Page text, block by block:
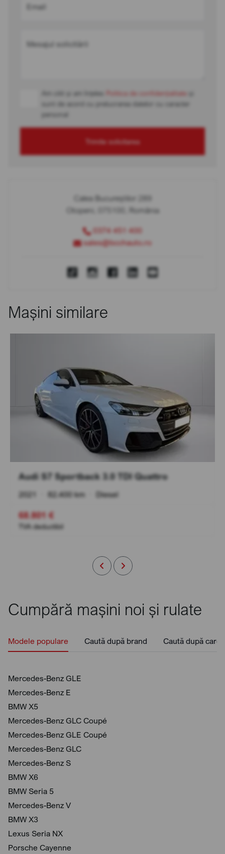
Email
Mesajul solicitării
Am citit și am înțeles Politica de confidențialitate
sunt de acord cu prelucrarea datelor cu caracter
personal
Trimite solicitarea
Calea Bucureștilor 289
Otopeni, 075100, România
0374 451 400
sales@bcchauto.ro
Mașini similare
Audi S7 Sportback 3.0 TDI Quattro
2021 82.400 km Diesel
68.801 €
TVA deductibil
Cumpără mașini noi și rulate
Modele populare Caută după brand Caută după
Mercedes-Benz GLE
Mercedes-Benz E
BMW X5
Mercedes-Benz GLC Coupé
Mercedes-Benz GLE Coupé
Mercedes-Benz GLC
Mercedes-Benz S
BMW X6
BMW Seria 5
Mercedes-Benz V
BMW X3
Lexus Seria NX
Porsche Cayenne